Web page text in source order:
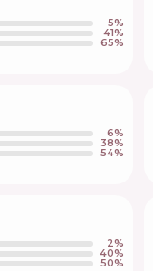
5%
41%
65%
6%
38%
54%
2%
40%
50%